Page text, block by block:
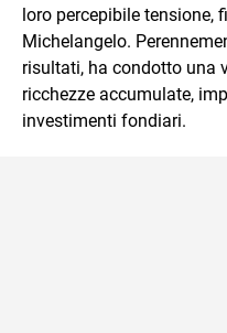
loro percepibile tensione,
Michelangelo.
risultati, ha condotto una
ricchezze accumulate,
investimenti fondiari.